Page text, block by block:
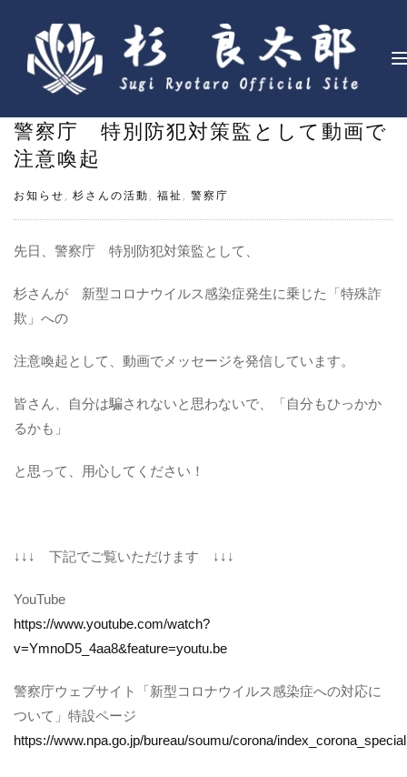
ナ
を
警察庁 特別防犯対策監として動画で
注意喚起
お知らせ , 杉さんの活動 , 福祉 , 警察庁
先日、警察庁 特別防犯対策監として、
杉さんが 新型コロナウイルス感染症発生に乗じた「特殊詐
欺」への
注意喚起として、動画でメッセージを発信しています。
皆さん、自分は騙されないと思わないで、「自分もひっかか
るかも」
と思って、用心してください！
↓↓↓ 下記でご覧いただけます ↓↓↓
YouTube
https://www.youtube.com/watch?
v=YmnoD5_4aa8&feature=youtu.be
警察庁ウェブサイト「新型コロナウイルス感染症への対応に
ついて」特設ページ
https://www.npa.go.jp/bureau/soumu/corona/